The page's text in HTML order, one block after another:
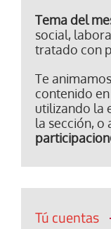
Tema del
social,
tratado con
Te
contenido
utilizando la
la sección, o
Tú cuentas